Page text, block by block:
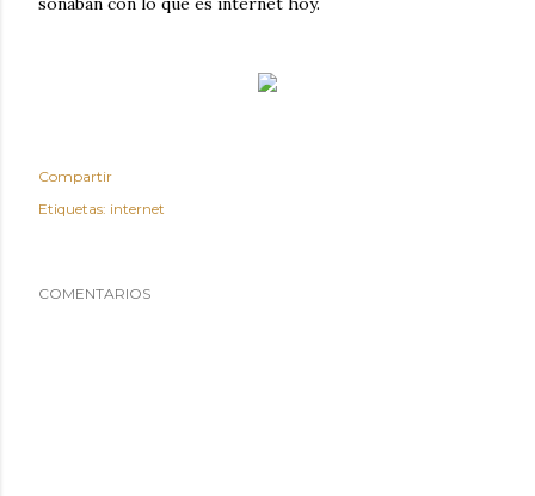
Compartir
Etiquetas: internet
COMENTARIOS